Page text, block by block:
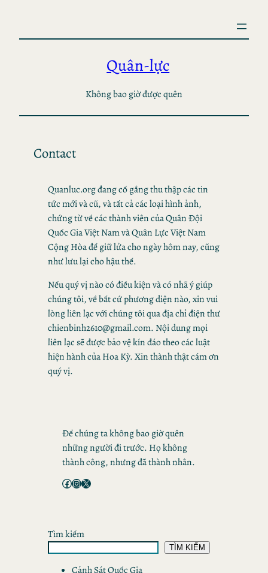
content
Quân-lực
Không bao giờ được quên
Contact
Quanluc.org đang cố gắng thu thập các tin
tức mới và cũ, và tất cả các loại hình ảnh,
chứng từ về các thành viên của Quân Đội
Quốc Gia Việt Nam và Quân Lực Việt Nam
Cộng Hòa để giữ lửa cho ngày hôm nay, cũng
như lưu lại cho hậu thế.
Nếu quý vị nào có điều kiện và có nhã ý giúp
chúng tôi, về bất cứ phương diện nào, xin vui
lòng liên lạc với chúng tôi qua địa chỉ điện thư
chienbinh2610@gmail.com. Nội dung mọi
liên lạc sẽ được bảo vệ kín đáo theo các luật
hiện hành của Hoa Kỳ. Xin thành thật cám ơn
quý vị.
Để chúng ta không bao giờ quên
những người đi trước. Họ không
thành công, nhưng đã thành nhân.
Facebook InstagramX
Tìm kiếm
TÌM KIẾM
Cảnh Sát Quốc Gia